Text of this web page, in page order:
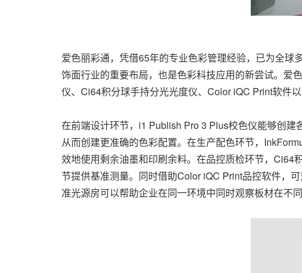
爱色丽彩通，凭借65年的专业色彩管理经验，已为全
饰面行业的重要布局，也是色彩科技应用的新尝试。爱
仪、Ci64积分球手持分光光度仪、Color iQC Print软件
在前端设计环节，i1 Publish Pro 3 Plus校色仪能够创
从而创建更准确的色彩配置。在生产配色环节，
效地使用剩余油墨和印刷余料。在品控质检环节，Ci64
节提供基准测量。同时借助Color iQC Print品控软件，
准光源房可以帮助企业在同一环境中同时观察板材在不